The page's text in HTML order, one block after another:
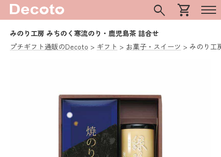
search shopping_cart
みのり工房 みちのく寒流のり・鹿児島茶 詰合せ
プチギフト通販のDecoto
ギフト お菓子・スイーツ みのり工